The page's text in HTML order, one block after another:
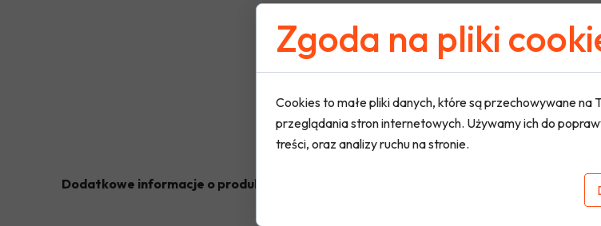
Dodatkowe informacje o produkcie
Zgoda na pliki
Cookies to małe pliki danych, które są przechowywane na
przeglądania stron internetowych. Używamy ich do
treści, oraz analizy ruchu na stronie.